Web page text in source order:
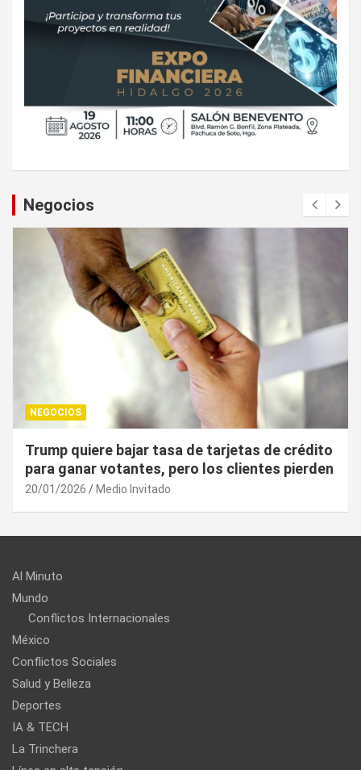
Negocios
NEGOCIOS
¿Cuál es el “arma nuclear económica” que la
UE puede utilizar contra EU?
20/01/2026 Medio Invitado
Al Minuto
Mundo
Conflictos Internacionales
México
Conflictos Sociales
Salud y Belleza
Deportes
IA & TECH
La Trinchera